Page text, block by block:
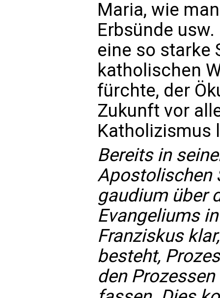
Maria, wie
Erbsünde
eine so starke
katholischen
fürchte, der
Zukunft vor
Katholizismus
Bereits in
Apostolischen
gaudium über
Evangeliums
Franziskus
besteht,
den